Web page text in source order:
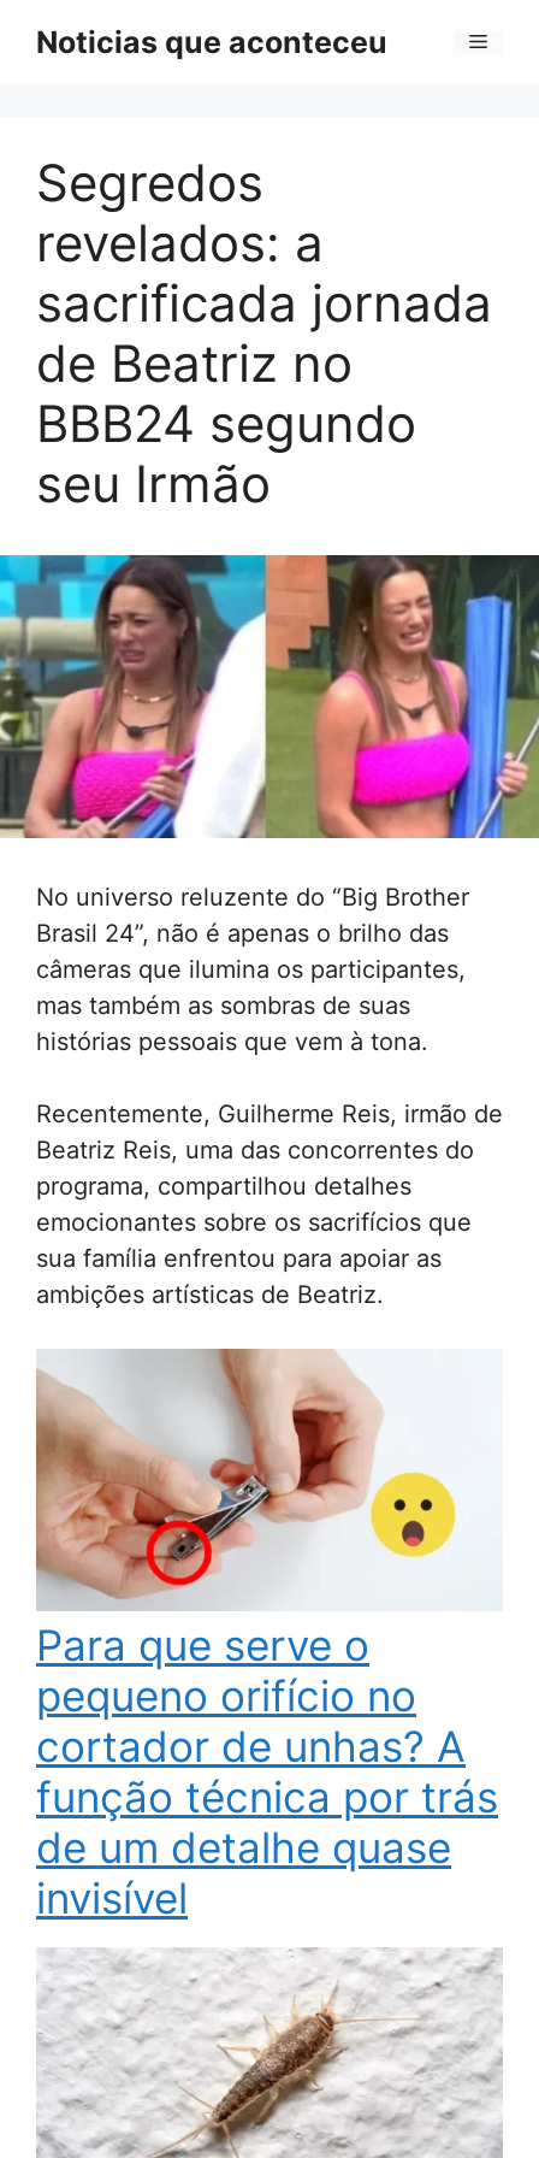
Noticias que aconteceu Menu
Segredos
revelados: a
sacrificada jornada
de Beatriz no
BBB24 segundo
seu Irmão
No universo reluzente do “Big Brother
Brasil 24”, não é apenas o brilho das
câmeras que ilumina os participantes,
mas também as sombras de suas
histórias pessoais que vem à tona.
Recentemente, Guilherme Reis, irmão de
Beatriz Reis, uma das concorrentes do
programa, compartilhou detalhes
emocionantes sobre os sacrifícios que
sua família enfrentou para apoiar as
ambições artísticas de Beatriz.
Para que serve o
pequeno orifício no
cortador de unhas? A
função técnica por trás
de um detalhe quase
invisível